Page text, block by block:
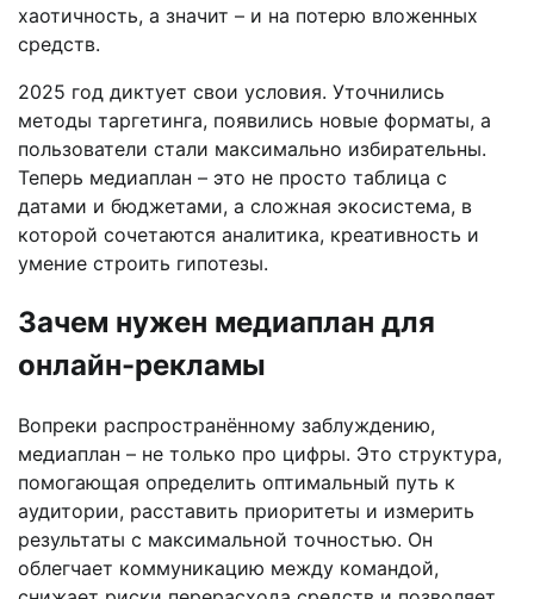
хаотичность, а значит – и на потерю вложенных
средств.
2025 год диктует свои условия. Уточнились
методы таргетинга, появились новые форматы, а
пользователи стали максимально избирательны.
Теперь медиаплан – это не просто таблица с
датами и бюджетами, а сложная экосистема, в
которой сочетаются аналитика, креативность и
умение строить гипотезы.
Зачем нужен медиаплан для
онлайн-рекламы
Вопреки распространённому заблуждению,
медиаплан – не только про цифры. Это структура,
помогающая определить оптимальный путь к
аудитории, расставить приоритеты и измерить
результаты с максимальной точностью. Он
облегчает коммуникацию между командой,